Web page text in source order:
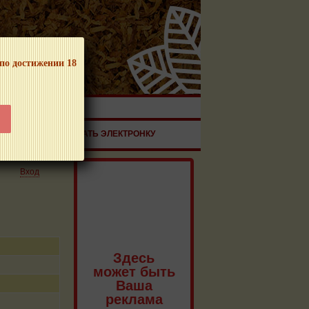
достижении 18
ПРОДУКЦИИ!
ЗАКАЗАТЬ ЭЛЕКТРОНКУ
Вход
Здесь
может быть
Ваша
реклама